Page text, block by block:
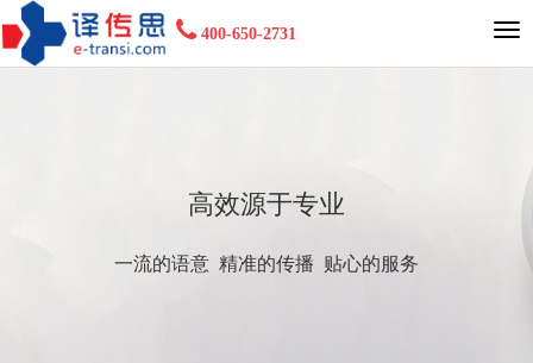
400-650-2731
高效源于专业
一流的语意 精准的传播 贴心的服务